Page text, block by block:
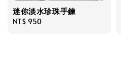
迷你淡水珍珠手鍊
Regular
NT$ 950